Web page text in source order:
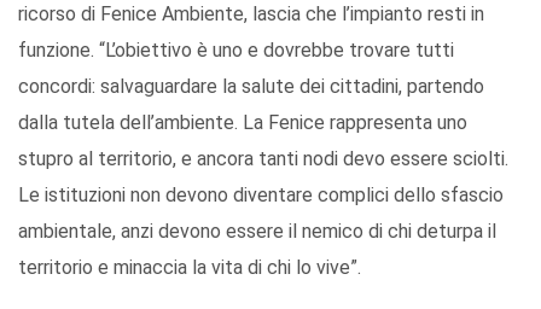
ricorso di Fenice Ambiente, lascia che l’impianto resti in
funzione. “L’obiettivo è uno e dovrebbe trovare tutti
concordi: salvaguardare la salute dei cittadini, partendo
dalla tutela dell’ambiente. La Fenice rappresenta uno
stupro al territorio, e ancora tanti nodi devo essere sciolti.
Le istituzioni non devono diventare complici dello sfascio
ambientale, anzi devono essere il nemico di chi deturpa il
territorio e minaccia la vita di chi lo vive”.